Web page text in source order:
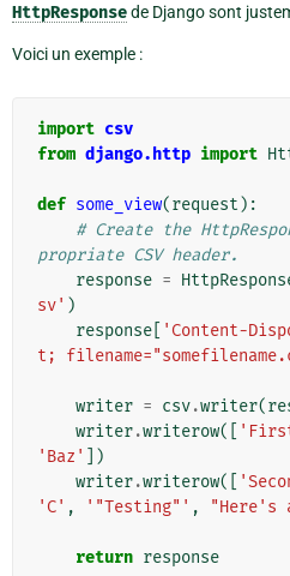
HttpResponsede Django sont
Voici un exemple :
import csv
from django.http import
def some_view(request ):
# Create the
propriate CSV header.
response =
sv' )
response
'Content-
t;
writer = csv.writer(
writer.writerow([
'Baz'
])
writer.writerow([
'C' , '"Testing"' , "Here's
return response